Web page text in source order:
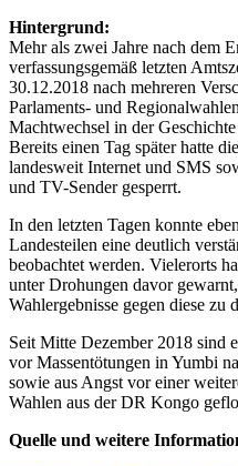
Hintergrund:
Mehr als zwei Jahre nach dem
verfassungsgemäß letzten
30.12.2018 nach mehreren
Parlaments- und
Machtwechsel in der
Bereits einen Tag später hatte
landesweit Internet und SMS
und TV-Sender gesperrt.
In den letzten Tagen konnte
Landesteilen eine deutlich
beobachtet werden. Vielerorts
unter Drohungen davor
Wahlergebnisse gegen diese zu
Seit Mitte Dezember 2018 sind
vor Massentötungen in Yumbi
sowie aus Angst vor einer
Wahlen aus der DR Kongo
Quelle und weitere